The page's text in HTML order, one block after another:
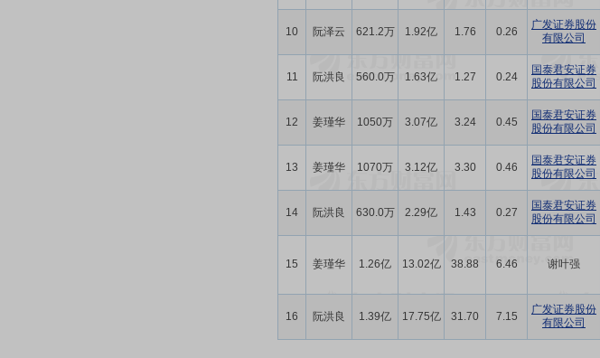
10 阮泽云 621.2万 1.92亿 1.76 0.26
广发证券股份
有限公司
11 阮洪良 560.0万 1.63亿 1.27 0.24
国泰君安证券
股份有限公司
12 姜瑾华 1050万 3.07亿 3.24 0.45
国泰君安证券
股份有限公司
13 姜瑾华 1070万 3.12亿 3.30 0.46
国泰君安证券
股份有限公司
14 阮洪良 630.0万 2.29亿 1.43 0.27
国泰君安证券
股份有限公司
15 姜瑾华 1.26亿 13.02亿 38.88 6.46 谢叶强
16 阮洪良 1.39亿 17.75亿 31.70 7.15
广发证券股份
有限公司